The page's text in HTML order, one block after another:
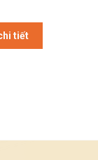
tiết